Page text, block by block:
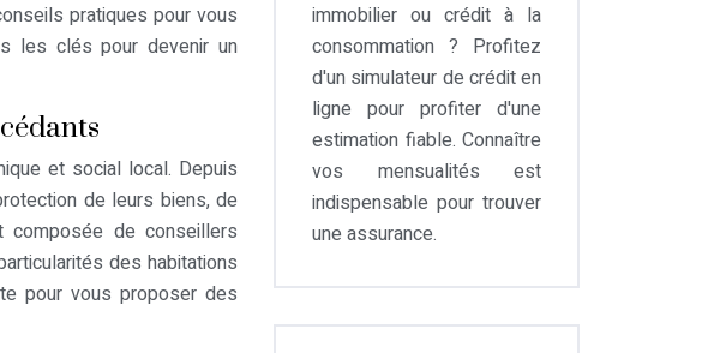
pratiques pour vous
les clés pour devenir un
et social local. Depuis
de leurs biens, de
composée de conseillers
des habitations
pour vous proposer des
immobilier ou crédit à la
consommation ? Profitez
d'un simulateur de crédit en
ligne pour profiter d'une
estimation fiable. Connaître
vos mensualités est
indispensable pour trouver
une assurance.